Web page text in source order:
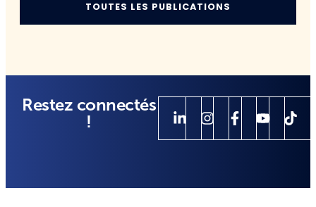
TOUTES LES PUBLICATIONS
Restez connectés
!